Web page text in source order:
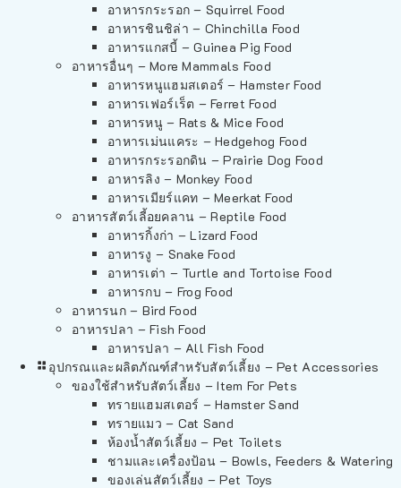
อาหารกระรอก – Squirrel Food
อาหารชินชิล่า – Chinchilla Food
อาหารแกสบี้ – Guinea Pig Food
อาหารอื่นๆ – More Mammals Food
อาหารหนูแฮมสเตอร์ – Hamster Food
อาหารเฟอร์เร็ต – Ferret Food
อาหารหนู – Rats & Mice Food
อาหารเม่นแคระ – Hedgehog Food
อาหารกระรอกดิน – Prairie Dog Food
อาหารลิง – Monkey Food
อาหารเมียร์แคท – Meerkat Food
อาหารสัตว์เลี้อยคลาน – Reptile Food
อาหารกิ้งก่า – Lizard Food
อาหารงู – Snake Food
อาหารเต่า – Turtle and Tortoise Food
อาหารกบ – Frog Food
อาหารนก – Bird Food
อาหารปลา – Fish Food
อาหารปลา – All Fish Food
อุปกรณและผลิตภัณฑ์สำหรับสัตว์เลี้ยง – Pet Accessories
ของใช้สำหรับสัตว์เลี้ยง – Item For Pets
ทรายแฮมสเตอร์ – Hamster Sand
ทรายแมว – Cat Sand
ห้องน้ำสัตว์เลี้ยง – Pet Toilets
ชามและเครื่องป้อน – Bowls, Feeders & Watering
ของเล่นสัตว์เลี้ยง – Pet Toys